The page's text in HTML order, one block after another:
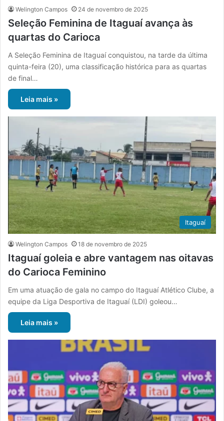
Welington Campos 24 de novembro de 2025
Seleção Feminina de Itaguaí avança às
quartas do Carioca
A Seleção Feminina de Itaguaí conquistou, na tarde da última
quinta-feira (20), uma classificação histórica para as quartas
de final…
Leia mais »
Itaguaí
Welington Campos 18 de novembro de 2025
Itaguaí goleia e abre vantagem nas oitavas
do Carioca Feminino
Em uma atuação de gala no campo do Itaguaí Atlético Clube, a
equipe da Liga Desportiva de Itaguaí (LDI) goleou…
Leia mais »